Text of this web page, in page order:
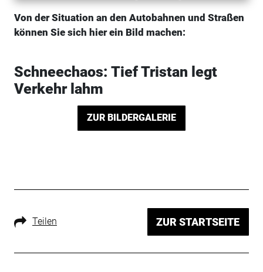
Von der Situation an den Autobahnen und Straßen
können Sie sich hier ein Bild machen:
Schneechaos: Tief Tristan legt
Verkehr lahm
ZUR BILDERGALERIE
Teilen ZUR STARTSEITE